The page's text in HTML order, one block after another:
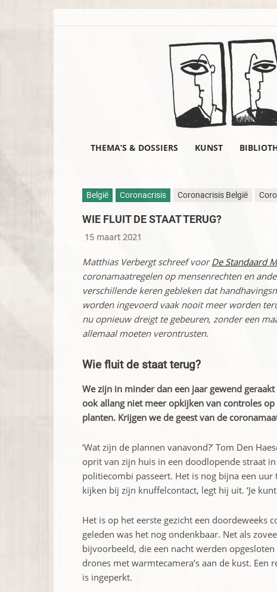
THEMA’S & DOSSIERS KUNST
België Coronacrisis Coronacrisis België
WIE FLUIT DE STAAT TERUG?
15 maart 2021
Matthias Verbergt schreef voorDe Standaard
coronamaatregelen op mensenrechten en
verschillende keren gebleken dat
worden ingevoerd vaak nooit meer worden
nu opnieuw dreigt te gebeuren, zonder een
allemaal moeten verontrusten.
Wie fluit de staat terug?
We zijn in minder dan een jaar gewend
ook allang niet meer opkijken van controles
planten. Krijgen we de geest van de
‘Wat zijn de plannen vanavond?’ Tom Den
oprit van zijn huis in een dood­lopende straat
politiecombi passeert. Het is nog bijna een
kijken bij zijn knuffelcontact, legt hij uit. ‘Je
Het is op het eerste gezicht een doordeweeks
geleden was het nog ondenkbaar. Net als
bijvoorbeeld, die een nacht werden
drones met warmtecamera’s aan de kust.
is ingeperkt.